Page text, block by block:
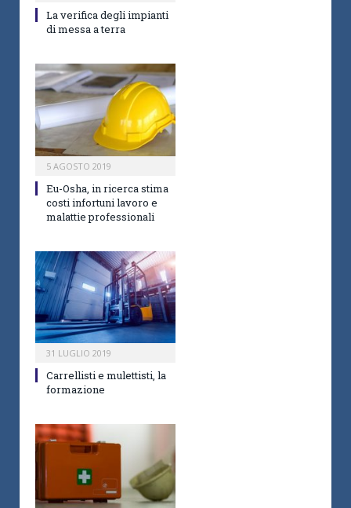
La verifica degli impianti
di messa a terra
5 AGOSTO 2019
Eu-Osha, in ricerca stima
costi infortuni lavoro e
malattie professionali
31 LUGLIO 2019
Carrellisti e mulettisti, la
formazione